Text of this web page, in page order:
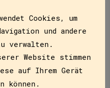
Cookies, um
und andere
verwalten.
Website stimmen
auf Ihrem Gerät
können.